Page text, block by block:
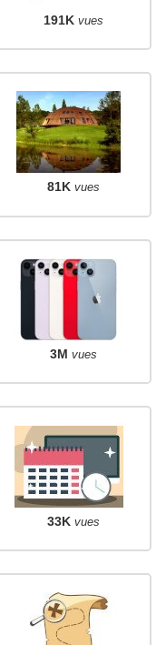
191K vues
81K vues
3M vues
33K vues